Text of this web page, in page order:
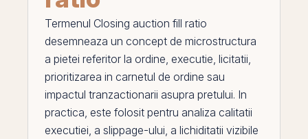
Termenul Closing auction fill ratio
desemneaza un concept de microstructura
a pietei referitor la ordine, executie, licitatii,
prioritizarea in carnetul de ordine sau
impactul tranzactionarii asupra pretului. In
practica, este folosit pentru analiza calitatii
executiei, a slippage-ului, a lichiditatii vizibile